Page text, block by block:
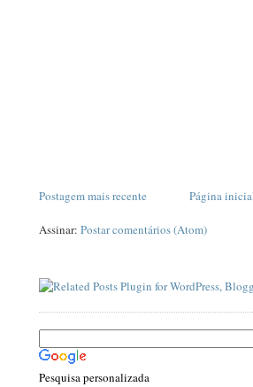
Postagem mais recente Página
Assinar: Postar comentários (Atom)
Pesquisa personalizada